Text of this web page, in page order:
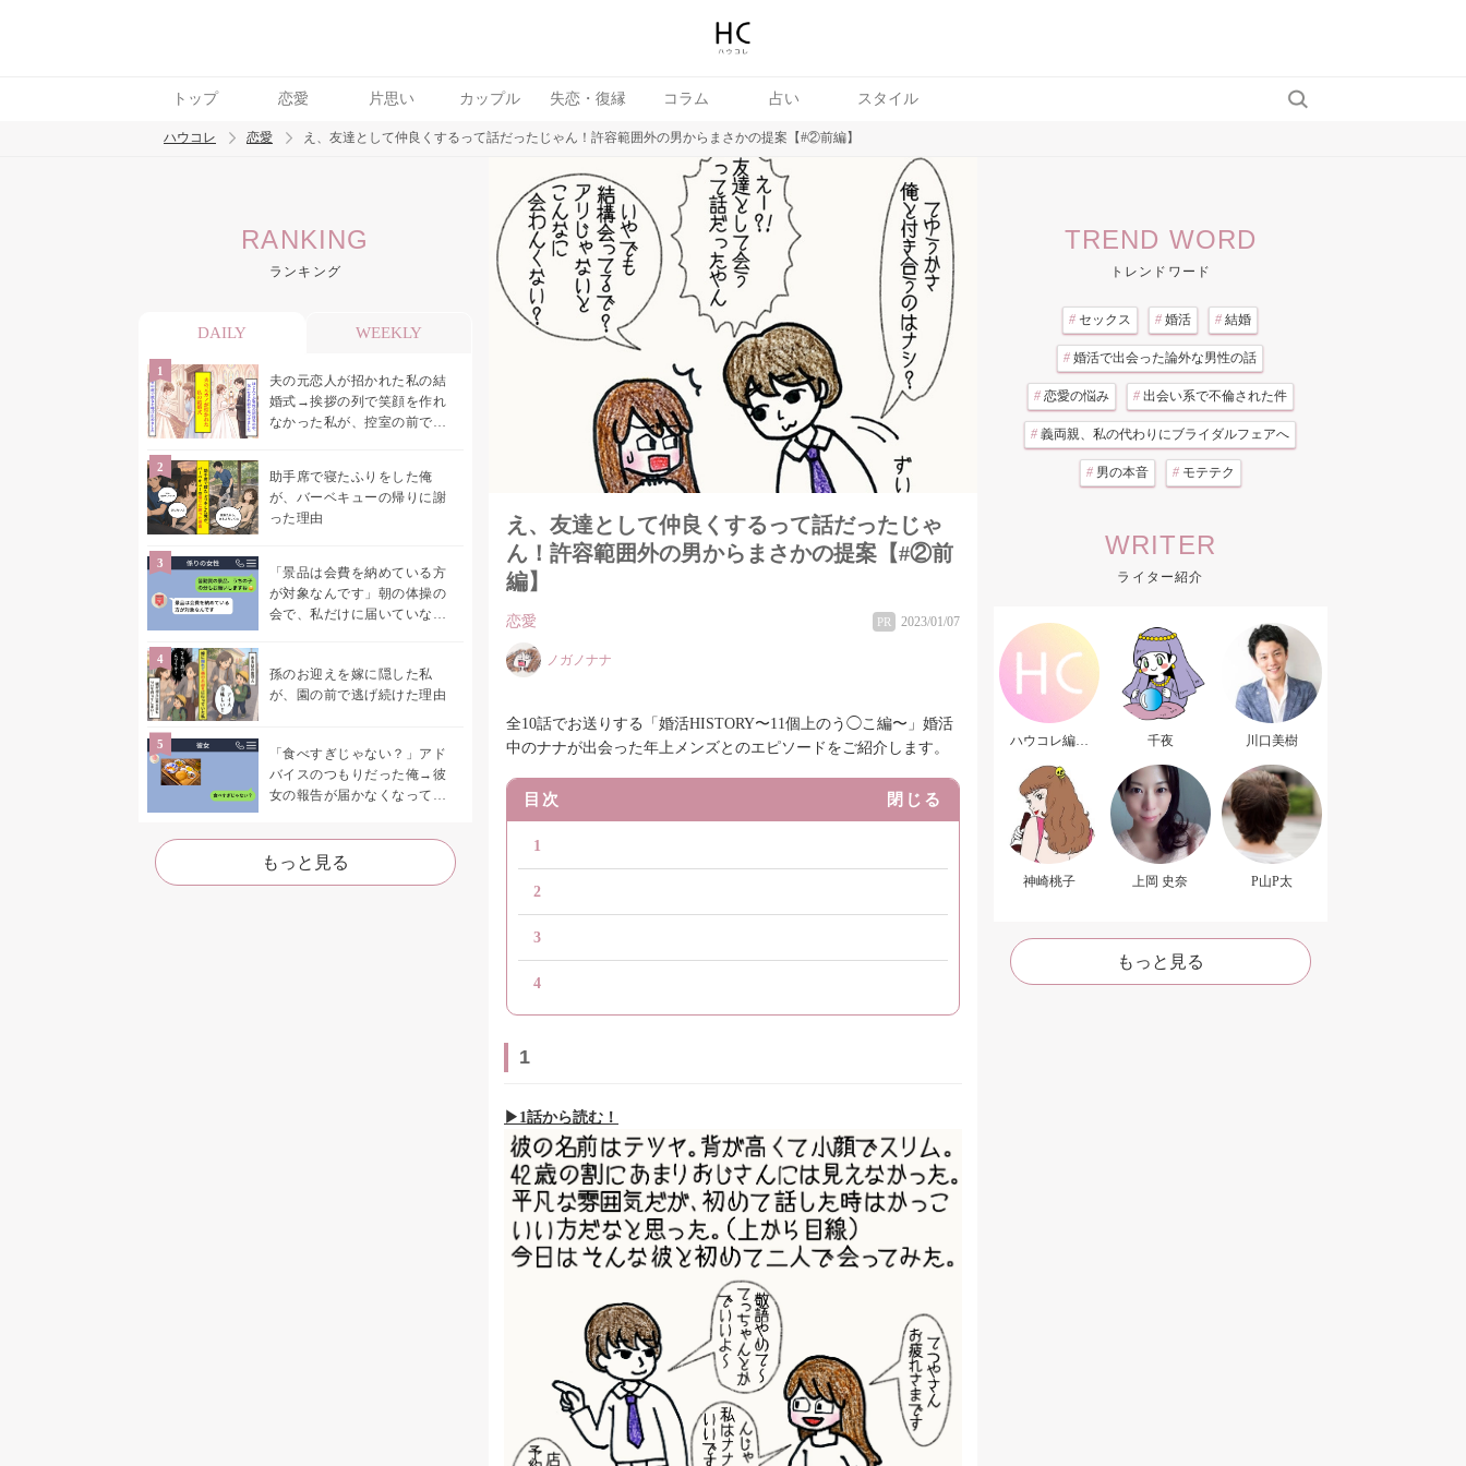
トップ 恋愛 片思い カップル 失恋・復縁 コラム 占い スタイル
トレンド ワード
ハウコレ 恋愛 え、友達として仲良くするって話だったじゃん！許容範囲外の男からまさかの提案【#②前編】
RANKING
ランキング
DAILY WEEKLY
夫の元恋人が招かれた私の結
婚式→挨拶の列で笑顔を作れ
なかった私が、控室の前で彼
助手席で寝たふりをした俺
が、バーベキューの帰りに謝
った理由
「景品は会費を納めている方
が対象なんです」朝の体操の
会で、私だけに届いていなか
孫のお迎えを嫁に隠した私
が、園の前で逃げ続けた理由
「食べすぎじゃない？」アド
バイスのつもりだった俺→彼
女の報告が届かなくなって、
た
もっと見る
え、友達として仲良くするって話だったじゃ
ん！許容範囲外の男からまさかの提案【#②前
編】
恋愛 PR 2023/01/07
ノガノナナ
全10話でお送りする「婚活HISTORY〜11個上のう◯こ編〜」婚活
中のナナが出会った年上メンズとのエピソードをご紹介します。
目次 閉じる
1
2
3
4
1
▶︎1話から読む！
TREND WORD
トレンドワード
# セックス # 婚活 # 結婚
# 婚活で出会った論外な男性の話
# 恋愛の悩み # 出会い系で不倫された件
# 義両親、私の代わりにブライダルフェアへ
# 男の本音 # モテテク
WRITER
ライター紹介
ハウコレ編集
千夜 川口美樹
神崎桃子 上岡 史奈 P山P太
もっと見る